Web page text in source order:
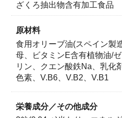
B2、B6、亜鉛も配合していま
ざくろ抽出物含有加工食品
原材料
食用オリーブ油(スペイン製
母、ビタミンE含有植物油/
リン、クエン酸鉄Na、乳化
色素、V.B6、V.B2、V.B1
栄養成分／その他成分